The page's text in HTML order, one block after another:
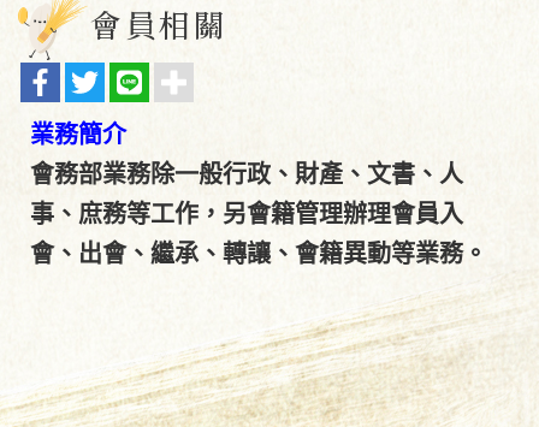
會員相關
業務簡介
會務部業務除一般行政、財產、文書、人
事、庶務等工作，另會籍管理辦理會員入
會、出會、繼承、轉讓、會籍異動等業務。